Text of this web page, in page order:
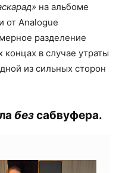
на альбоме
от Analogue
разделение
концах в случае утраты
из сильных сторон
безсабвуфера.